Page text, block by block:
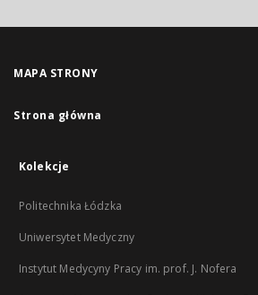
MAPA STRONY
Strona główna
Kolekcje
Politechnika Łódzka
Uniwersytet Medyczny
Instytut Medycyny Pracy im. prof. J. Nofera